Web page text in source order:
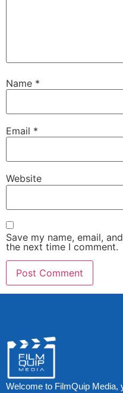
Name *
Email *
Website
Save my name, email,
the next time I comment.
Welcome to FilmQuip Media,